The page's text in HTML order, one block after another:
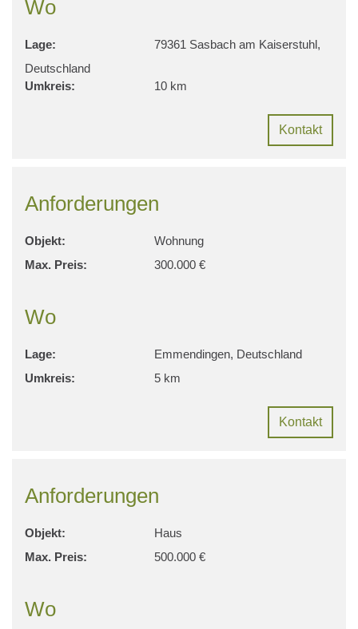
Wo
Lage:
79361 Sasbach am Kaiserstuhl,
Deutschland
Umkreis:
10 km
Kontakt
Anforderungen
Objekt:
Wohnung
Max. Preis:
300.000 €
Wo
Lage:
Emmendingen, Deutschland
Umkreis:
5 km
Kontakt
Anforderungen
Objekt:
Haus
Max. Preis:
500.000 €
Wo